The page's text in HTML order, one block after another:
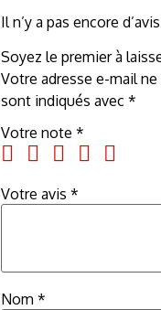
Il n’y a pas encore
Soyez le premier à
Votre adresse e-mail ne
sont indiqués avec *
Votre note *
Votre avis *
Nom *